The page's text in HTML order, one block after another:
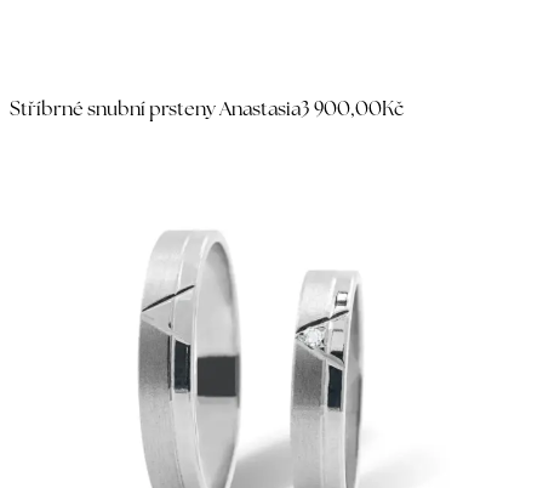
Stříbrné snubní prsteny Anastasia3 900,00Kč